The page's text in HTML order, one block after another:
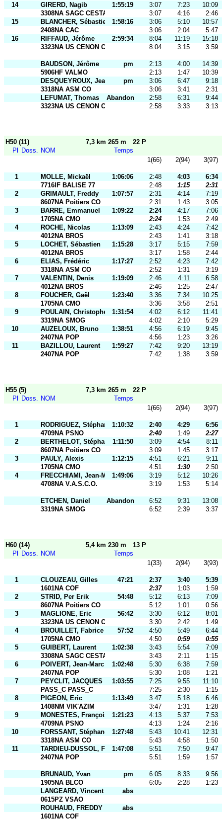
14
GIRERD, Nagib 1:55:19 3:07 7:23
10:09
3308NA SAGC CESTAS
3:07 4:16
2:46
15
BLANCHER, Sébastien 1:58:16 3:06 5:10
10:57
2408NA CAC
3:06 2:04
5:47
16
RIFFAUD, Jérôme 2:59:34 8:04 11:19
15:18
3323NA US CENON CO
8:04 3:15 3:59
BAUDSON, Jérôme pm 2:13 4:00
14:39
5906HF VALMO
2:13 1:47
10:39
DESQUEYROUX, Jean-Philippe
pm 3:06 6:47
9:18
3318NA ASM CO
3:06 3:41
2:31
LEFUMAT, Thomas
Abandon 2:58 6:31
9:44
3323NA US CENON CO
2:58 3:33 3:13
H50 (11) 7,3 km 265 m
22 P
Pl
Doss. NOM
Temps
1(66)
2(94) 3(97)
1 MOLLE, Mickaël 1:06:06 2:48 4:03
6:34
7716IF BALISE 77
2:48 1:15
2:31
2
GRIMAULT, Freddy 1:07:57 2:31 4:14
7:19
8607NA Poitiers CO
2:31 1:43
3:05
3
BARRE, Emmanuel 1:09:22 2:24 4:17
7:06
1705NA CMO
2:24 1:53
2:49
4
ROCHE, Nicolas 1:13:09 2:43 4:24
7:42
4012NA BROS
2:43 1:41
3:18
5
LOCHET, Sébastien 1:15:28 3:17 5:15
7:59
4012NA BROS
3:17 1:58
2:44
6
ELIAS, Frédéric 1:17:27 2:52 4:23
7:42
3318NA ASM CO
2:52 1:31
3:19
7
VALENTIN, Denis 1:19:09 2:46 4:11
6:58
4012NA BROS
2:46 1:25
2:47
8
FOUCHER, Gaël 1:23:40 3:36 7:34
10:25
1705NA CMO
3:36 3:58
2:51
9
POULAIN, Christophe 1:31:54 4:02 6:12
11:41
3319NA SMOG
4:02 2:10
5:29
10
AUZELOUX, Bruno 1:38:51 4:56 6:19
9:45
2407NA POP
4:56 1:23
3:26
11
BAZILLOU, Laurent 1:59:27 7:42 9:20
13:19
2407NA POP
7:42 1:38 3:59
H55 (5) 7,3 km 265 m
22 P
Pl
Doss. NOM
Temps
1(66)
2(94) 3(97)
1 RODRIGUEZ, Stéphane 1:10:32 2:40 4:29
6:56
4709NA PSNO
2:40 1:49
2:27
2
BERTHELOT, Stéphane 1:11:50 3:09 4:54
8:11
8607NA Poitiers CO
3:09 1:45
3:17
3
PAULY, Alexis 1:12:15 4:51 6:21
9:11
1705NA CMO
4:51 1:30
2:50
4
FRECCHIAMI, Jean-Marc1:49:06 3:19 5:12
10:26
4708NA V.A.S.C.O.
3:19 1:53 5:14
ETCHEN, Daniel Abandon 6:52 9:31
13:08
3319NA SMOG
6:52 2:39 3:37
H60 (14) 5,4 km 230 m
13 P
Pl
Doss. NOM
Temps
1(33)
2(94) 3(93)
1 CLOUZEAU, Gilles 47:21 2:37 3:40
5:39
1601NA COF
2:37 1:03
1:59
2
STRID, Per Erik 54:48 5:12 6:13
7:09
8607NA Poitiers CO
5:12 1:01
0:56
3
MAGLIONE, Eric 56:42 3:30 6:12
8:01
3323NA US CENON CO
3:30 2:42
1:49
4
BROUILLET, Fabrice 57:52 4:50 5:49
6:44
1705NA CMO
4:50 0:59
0:55
5
GUIBERT, Laurent 1:02:38 3:43 5:54
7:09
3308NA SAGC CESTAS
3:43 2:11
1:15
6
POIVERT, Jean-Marc 1:02:48 5:30 6:38
7:59
2407NA POP
5:30 1:08
1:21
7
PEYCLIT, JACQUES 1:03:55 7:25 9:55
11:10
PASS_C PASS_C
7:25 2:30
1:15
8
PIGEON, Eric 1:13:49 3:47 5:18
6:46
1408NM VIK'AZIM
3:47 1:31
1:28
9
MONESTES, François 1:21:23 4:13 5:37
7:53
4709NA PSNO
4:13 1:24
2:16
10
FORSSANT, Stéphane 1:27:48 5:43 10:41
12:31
3318NA ASM CO
5:43 4:58
1:50
11
TARDIEU-DUSSOL, Frédéric
1:47:08 5:51 7:50
9:47
2407NA POP
5:51 1:59 1:57
BRUNAUD, Yvan pm 6:05 8:33
9:56
1905NA BLCO
6:05 2:28
1:23
LANGEARD, Vincent
abs
0615PZ VSAO
ROUHAUD, FREDDY
abs
1601NA COF